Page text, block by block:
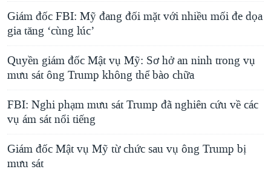
Giám đốc FBI: Mỹ đang đối mặt với nhiều mối đe dọa
gia tăng ‘cùng lúc’
Quyền giám đốc Mật vụ Mỹ: Sơ hở an ninh trong vụ
mưu sát ông Trump không thể bào chữa
FBI: Nghi phạm mưu sát Trump đã nghiên cứu về các
vụ ám sát nổi tiếng
Giám đốc Mật vụ Mỹ từ chức sau vụ ông Trump bị
mưu sát